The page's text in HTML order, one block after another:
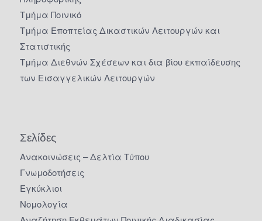
Τμήμα Ποινικό
Τμήμα Εποπτείας Δικαστικών Λειτουργών και
Στατιστικής
Τμήμα Διεθνών Σχέσεων και δια βίου εκπαίδευσης
των Εισαγγελικών Λειτουργών
Σελίδες
Ανακοινώσεις – Δελτία Τύπου
Γνωμοδοτήσεις
Εγκύκλιοι
Νομολογία